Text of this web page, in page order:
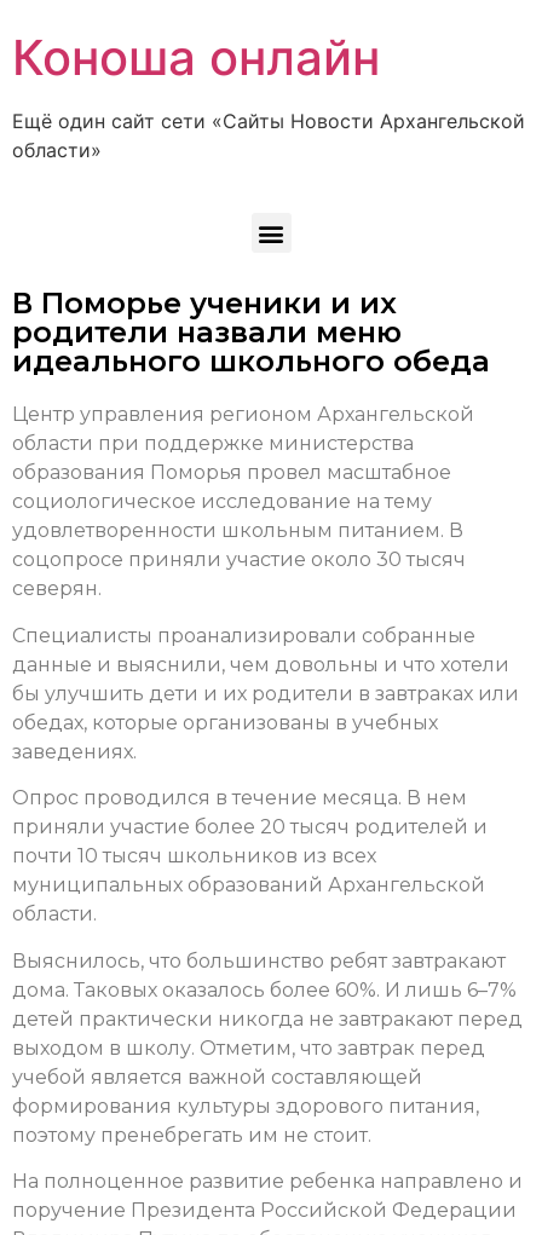
Коноша онлайн
Ещё один сайт сети «Сайты Новости Архангельской
области»
В Поморье ученики и их
родители назвали меню
идеального школьного обеда
Центр управления регионом Архангельской
области при поддержке министерства
образования Поморья провел масштабное
социологическое исследование на тему
удовлетворенности школьным питанием. В
соцопросе приняли участие около 30 тысяч
северян.
Специалисты проанализировали собранные
данные и выяснили, чем довольны и что хотели
бы улучшить дети и их родители в завтраках или
обедах, которые организованы в учебных
заведениях.
Опрос проводился в течение месяца. В нем
приняли участие более 20 тысяч родителей и
почти 10 тысяч школьников из всех
муниципальных образований Архангельской
области.
Выяснилось, что большинство ребят завтракают
дома. Таковых оказалось более 60%. И лишь 6–7%
детей практически никогда не завтракают перед
выходом в школу. Отметим, что завтрак перед
учебой является важной составляющей
формирования культуры здорового питания,
поэтому пренебрегать им не стоит.
На полноценное развитие ребенка направлено и
поручение Президента Российской Федерации